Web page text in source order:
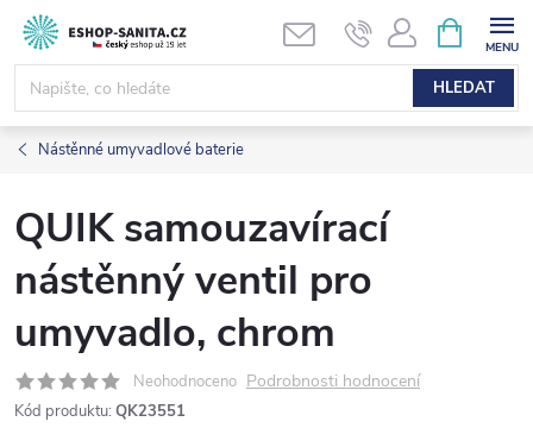
Přejít
obsah
HLEDAT
NÁKUPNÍ
KOŠÍK
Nástěnné umyvadlové baterie
QUIK samouzavírací
nástěnný ventil pro
umyvadlo, chrom
Neohodnoceno Podrobnosti hodnocení
Kód produktu: QK23551